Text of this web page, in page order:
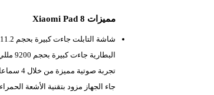
مميزات Xiaomi Pad 8
شاشة التابلت جاءت كبيرة بحجم ‎11.2 بوصة، وتعرض المحتوى بشكل أوضح.
البطارية جاءت كبيرة بحجم 9200 مللي أمبير، وتظل تعمل لوقت طويل.
تجربة صوتية مميزة من خلال 4 سماعات ستيريو.
جاء الجهاز مزود بتقنية الأشعة